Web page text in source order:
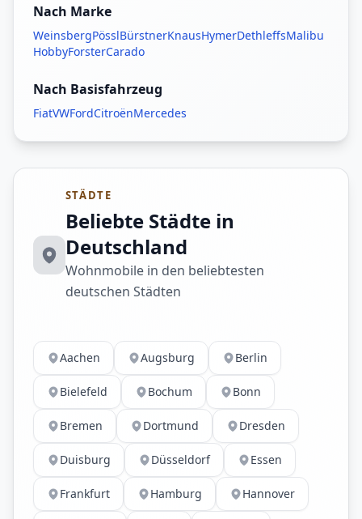
Nach Marke
WeinsbergPösslBürstnerKnausHymerDethleffsMalibu
HobbyForsterCarado
Nach Basisfahrzeug
FiatVWFordCitroënMercedes
STÄDTE
Beliebte Städte in
Deutschland
Wohnmobile in den beliebtesten
deutschen Städten
Aachen Augsburg Berlin
Bielefeld Bochum Bonn
Bremen Dortmund Dresden
Duisburg Düsseldorf Essen
Frankfurt Hamburg Hannover